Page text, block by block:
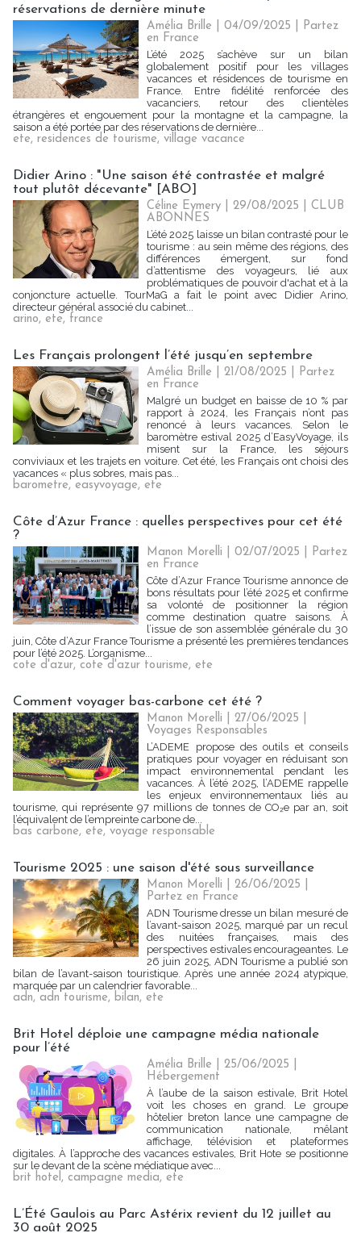
réservations de dernière minute
Amélia Brille | 04/09/2025
Partez
en France
L’été 2025 s’achève sur un bilan
globalement positif pour les villages
vacances et résidences de tourisme en
France. Entre fidélité renforcée des
vacanciers, retour des clientèles
étrangères et engouement pour la montagne et la campagne, la
saison a été portée par des réservations de dernière...
ete, residences de tourisme, village vacance
Didier Arino : "Une saison été contrastée et malgré
tout plutôt décevante" [ABO]
Céline Eymery | 29/08/2025 |CLUB
ABONNES
L’été 2025 laisse un bilan contrasté pour le
tourisme : au sein même des régions, des
différences émergent, sur fond
d’attentisme des voyageurs, lié aux
problématiques de pouvoir d'achat et à la
conjoncture actuelle. TourMaG a fait le point avec Didier Arino,
directeur général associé du cabinet...
arino, ete, france
Les Français prolongent l’été jusqu’en septembre
Amélia Brille | 21/08/2025
Partez
en France
Malgré un budget en baisse de 10 % par
rapport à 2024, les Français n’ont pas
renoncé à leurs vacances. Selon le
baromètre estival 2025 d’EasyVoyage, ils
misent sur la France, les séjours
conviviaux et les trajets en voiture. Cet été, les Français ont choisi des
vacances « plus sobres, mais pas...
barometre, easyvoyage, ete
Côte d’Azur France : quelles perspectives pour cet été
?
Manon Morelli | 02/07/2025
Partez
en France
Côte d’Azur France Tourisme annonce de
bons résultats pour l’été 2025 et confirme
sa volonté de positionner la région
comme destination quatre saisons. À
l’issue de son assemblée générale du 30
juin, Côte d’Azur France Tourisme a présenté les premières tendances
pour l’été 2025. L’organisme...
cote d'azur, cote d'azur tourisme, ete
Comment voyager bas-carbone cet été ?
Manon Morelli | 27/06/2025
Voyages Responsables
L’ADEME propose des outils et conseils
pratiques pour voyager en réduisant son
impact environnemental pendant les
vacances. À l’été 2025, l’ADEME rappelle
les enjeux environnementaux liés au
tourisme, qui représente 97 millions de tonnes de CO₂e par an, soit
l’équivalent de l’empreinte carbone de...
bas carbone, ete, voyage responsable
Tourisme 2025 : une saison d'été sous surveillance
Manon Morelli | 26/06/2025
Partez en France
ADN Tourisme dresse un bilan mesuré de
l’avant-saison 2025, marqué par un recul
des nuitées françaises, mais des
perspectives estivales encourageantes. Le
26 juin 2025, ADN Tourisme a publié son
bilan de l’avant-saison touristique. Après une année 2024 atypique,
marquée par un calendrier favorable...
adn, adn tourisme, bilan, ete
Brit Hotel déploie une campagne média nationale
pour l’été
Amélia Brille | 25/06/2025
Hébergement
À l’aube de la saison estivale, Brit Hotel
voit les choses en grand. Le groupe
hôtelier breton lance une campagne de
communication nationale, mêlant
affichage, télévision et plateformes
digitales. À l’approche des vacances estivales, Brit Hote se positionne
sur le devant de la scène médiatique avec...
brit hotel, campagne media, ete
L’Été Gaulois au Parc Astérix revient du 12 juillet au
30 août 2025